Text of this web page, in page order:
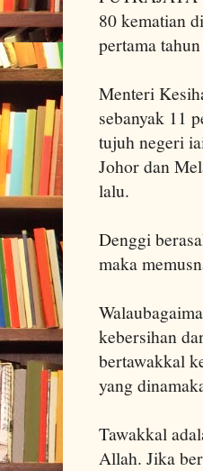
80 kematian
pertama
Menteri
sebanyak 11
tujuh negeri
Johor dan
lalu.
Denggi
maka
kebersihan
bertawakkal
yang
Tawakkal
Allah. Jika